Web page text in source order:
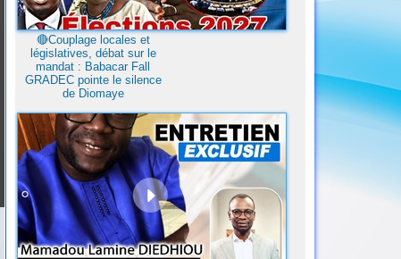
🔴Couplage locales et
législatives, débat sur le
mandat : Babacar Fall
GRADEC pointe le silence
de Diomaye